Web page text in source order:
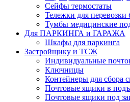
Сейфы термостаты
Тележки для перевозки
Тумбы медицинские
Для ПАРКИНГА и ГАРАЖА
Шкафы для паркинга
Застройщику и ТСЖ
Индивидуальные
Ключницы
Контейнеры для сбора
Почтовые ящики в
Почтовые ящики под